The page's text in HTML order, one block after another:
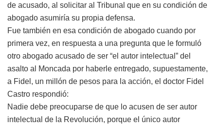
de acusado, al solicitar al Tribunal que en su condición de
abogado asumiría su propia defensa.
Fue también en esa condición de abogado cuando por
primera vez, en respuesta a una pregunta que le formuló
otro abogado acusado de ser “el autor intelectual” del
asalto al Moncada por haberle entregado, su­puestamente,
a Fidel, un millón de pe­sos para la acción, el doctor Fidel
Castro res­pondió:
Nadie debe preocuparse de que lo acusen de ser autor
intelectual de la Revolución, porque el único autor